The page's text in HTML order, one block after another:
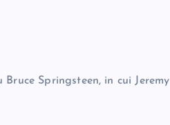
Springsteen, in cui Jeremy